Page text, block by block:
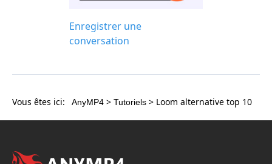
Enregistrer une
conversation
Vous êtes ici: AnyMP4 > Tutoriels > Loom alternative top 10